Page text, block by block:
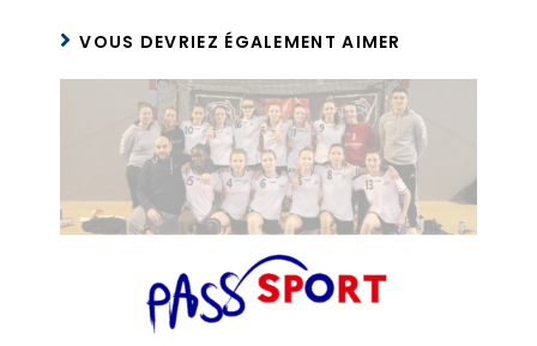
VOUS DEVRIEZ ÉGALEMENT AIMER